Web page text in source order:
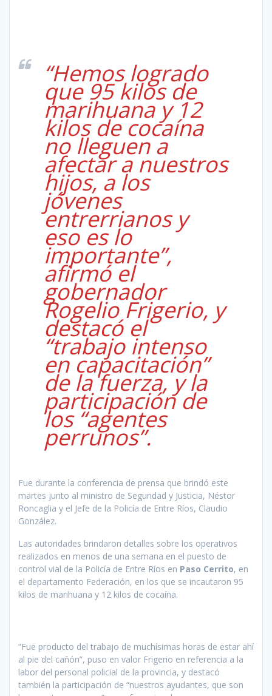
“Hemos logrado
que 95 kilos de
marihuana y 12
kilos de cocaína
no lleguen a
afectar a nuestros
hijos, a los
jóvenes
entrerrianos y
eso es lo
importante”,
afirmó el
gobernador
Rogelio Frigerio, y
destacó el
“trabajo intenso
en capacitación”
de la fuerza, y la
participación de
los “agentes
perrunos”.
Fue durante la conferencia de prensa que brindó este
martes junto al ministro de Seguridad y Justicia, Néstor
Roncaglia y el Jefe de la Policía de Entre Ríos, Claudio
González.
Las autoridades brindaron detalles sobre los operativos
realizados en menos de una semana en el puesto de
control vial de la Policía de Entre Ríos en Paso Cerrito, en
el departamento Federación, en los que se incautaron 95
kilos de marihuana y 12 kilos de cocaína.
“Fue producto del trabajo de muchísimas horas de estar ahí
al pie del cañón”, puso en valor Frigerio en referencia a la
labor del personal policial de la provincia, y destacó
también la participación de “nuestros ayudantes, que son